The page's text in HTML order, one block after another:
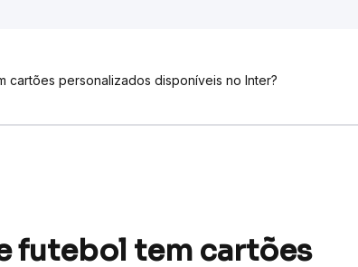
cartões personalizados disponíveis no Inter?
futebol tem cartões